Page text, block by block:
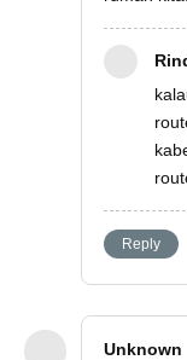
Reply
Unknown